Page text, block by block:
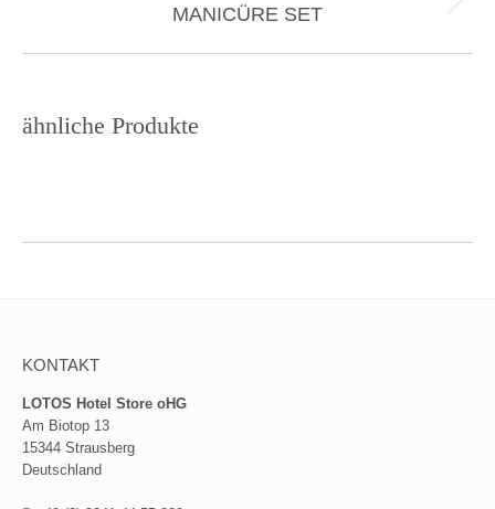
Next
MANICÜRE SET
ähnliche Produkte
KONTAKT
LOTOS Hotel Store oHG
Am Biotop 13
15344 Strausberg
Deutschland